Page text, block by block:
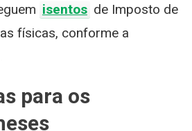
isentos de Imposto de
físicas, conforme a
para os